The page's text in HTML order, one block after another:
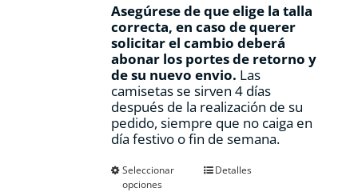
Asegúrese de que elige la talla
correcta, en caso de querer
solicitar el cambio deberá
abonar los portes de retorno y
de su nuevo envio. Las
camisetas se sirven 4 días
después de la realización de su
pedido, siempre que no caiga en
día festivo o fin de semana.
Seleccionar
opciones
EsteDetalles